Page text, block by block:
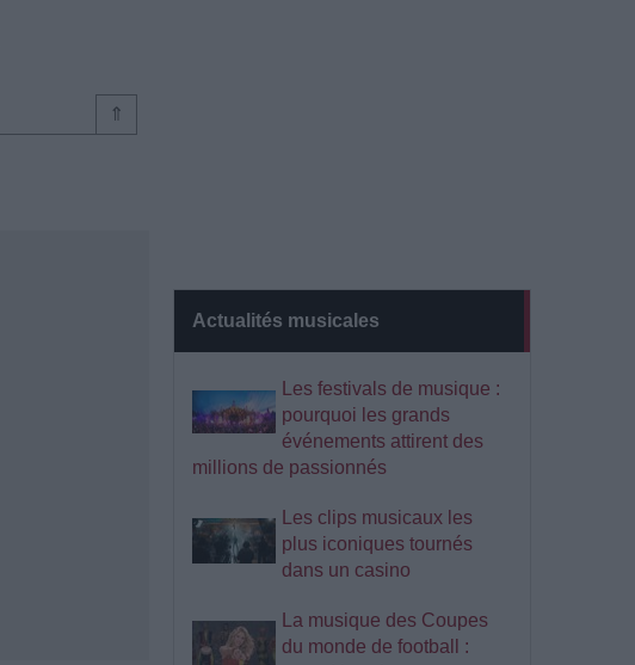
Actualités musicales
Les festivals de musique :
pourquoi les grands
événements attirent des
millions de passionnés
Les clips musicaux les
plus iconiques tournés
dans un casino
La musique des Coupes
du monde de football :
⇑